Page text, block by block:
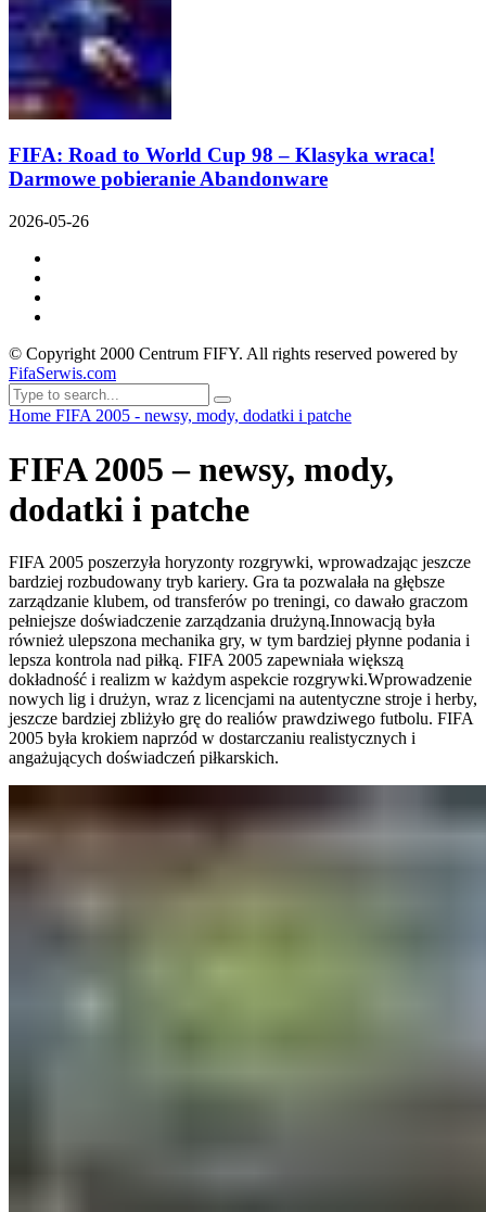
FIFA: Road to World Cup 98 – Klasyka wraca!
Darmowe pobieranie Abandonware
2026-05-26
© Copyright 2000 Centrum FIFY. All rights reserved powered by
FifaSerwis.com
Home FIFA 2005 - newsy, mody, dodatki i patche
FIFA 2005 – newsy, mody,
dodatki i patche
FIFA 2005 poszerzyła horyzonty rozgrywki, wprowadzając jeszcze
bardziej rozbudowany tryb kariery. Gra ta pozwalała na głębsze
zarządzanie klubem, od transferów po treningi, co dawało graczom
pełniejsze doświadczenie zarządzania drużyną.Innowacją była
również ulepszona mechanika gry, w tym bardziej płynne podania i
lepsza kontrola nad piłką. FIFA 2005 zapewniała większą
dokładność i realizm w każdym aspekcie rozgrywki.Wprowadzenie
nowych lig i drużyn, wraz z licencjami na autentyczne stroje i herby,
jeszcze bardziej zbliżyło grę do realiów prawdziwego futbolu. FIFA
2005 była krokiem naprzód w dostarczaniu realistycznych i
angażujących doświadczeń piłkarskich.